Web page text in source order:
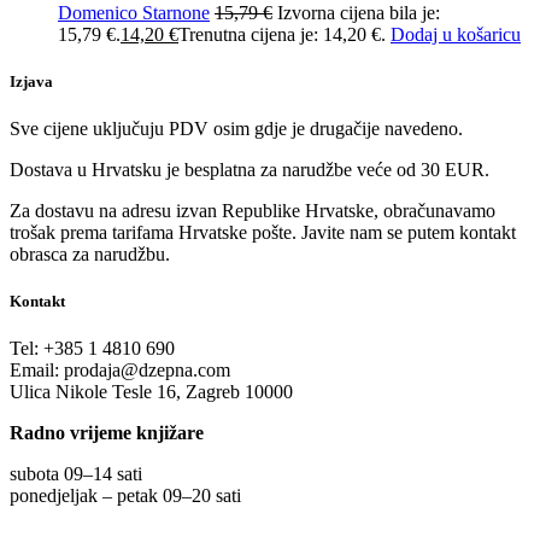
Domenico Starnone 15,79€ Izvorna cijena bila je:
15,79 €.14,20 €Trenutna cijena je: 14,20 €. Dodaj u košaricu
Izjava
Sve cijene uključuju PDV osim gdje je drugačije navedeno.
Dostava u Hrvatsku je besplatna za narudžbe veće od 30 EUR.
Za dostavu na adresu izvan Republike Hrvatske, obračunavamo
trošak prema tarifama Hrvatske pošte. Javite nam se putem kontakt
obrasca za narudžbu.
Kontakt
Tel: +385 1 4810 690
Email: prodaja@dzepna.com
Ulica Nikole Tesle 16, Zagreb 10000
Radno vrijeme knjižare
subota 09–14 sati
ponedjeljak – petak 09–20 sati